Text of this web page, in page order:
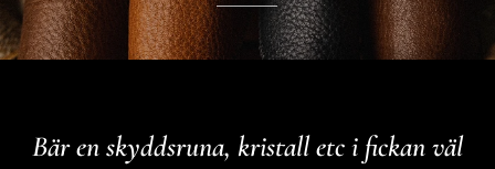
Bär en skyddsruna, kristall etc i fickan väl